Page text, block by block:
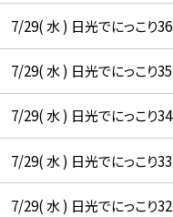
7/29( 水 ) 日光でにっこり36
7/29( 水 ) 日光でにっこり35
7/29( 水 ) 日光でにっこり34
7/29( 水 ) 日光でにっこり33
7/29( 水 ) 日光でにっこり32